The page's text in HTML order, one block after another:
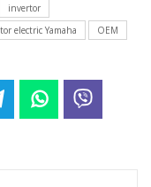
invertor
electric Yamaha
OEM